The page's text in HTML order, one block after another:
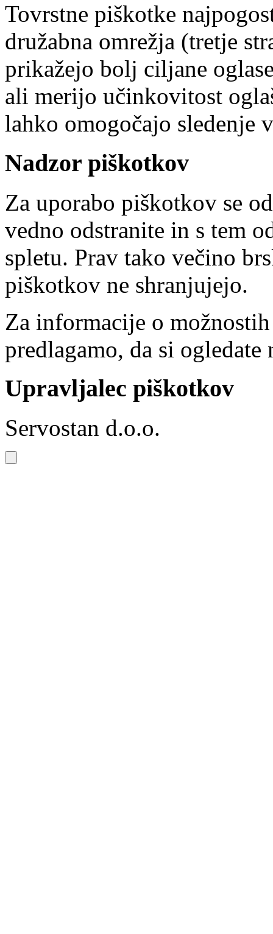
Tovrstne piškotke
družabna omrežja (tretje
prikažejo bolj ciljane
ali merijo učinkovitost
lahko omogočajo sledenje
Nadzor piškotkov
Za uporabo piškotkov se
vedno odstranite in s tem
spletu. Prav tako večino
piškotkov ne shranjujejo.
Za informacije o
predlagamo, da si ogledate
Upravljalec piškotkov
Servostan d.o.o.